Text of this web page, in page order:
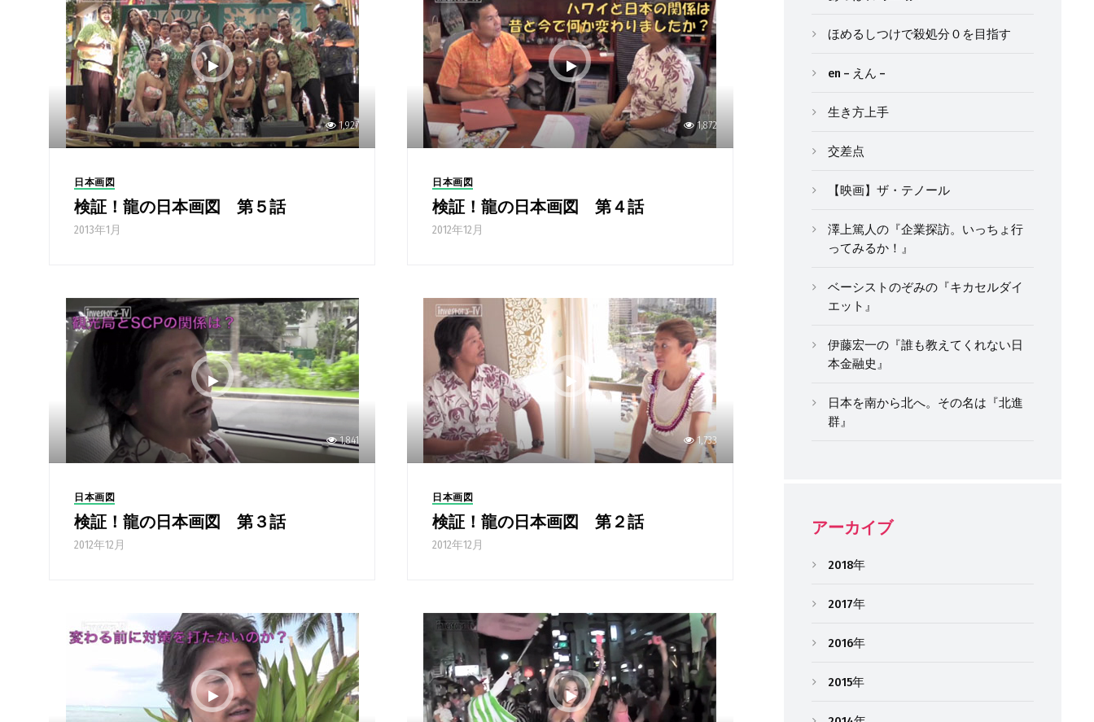
1,927
日本画図
検証！龍の日本画図 第５話
2013年1月
1,872
日本画図
検証！龍の日本画図 第４話
2012年12月
1,841
日本画図
検証！龍の日本画図 第３話
2012年12月
1,733
日本画図
検証！龍の日本画図 第２話
2012年12月
ほめるしつけで殺処分０を目指す
en – えん –
生き方上手
交差点
【映画】ザ・テノール
澤上篤人の『企業探訪。いっちょ行
ってみるか！』
ベーシストのぞみの『キカセルダイ
エット』
伊藤宏一の『誰も教えてくれない日
本金融史』
日本を南から北へ。その名は『北進
群』
アーカイブ
2018年
2017年
2016年
2015年